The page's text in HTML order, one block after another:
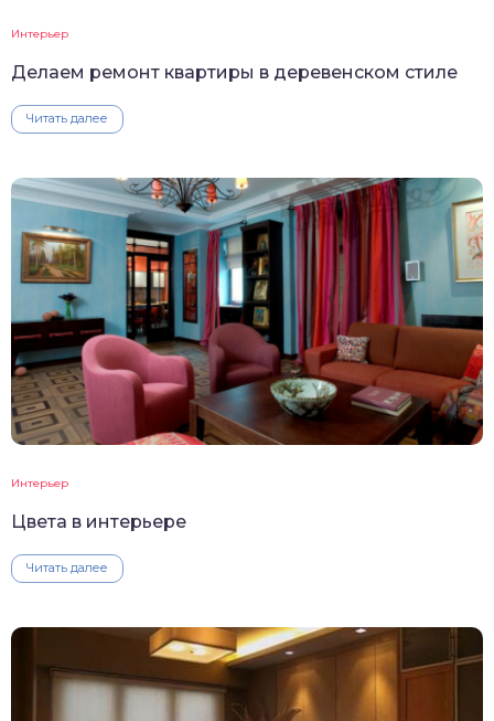
Интерьер
Делаем ремонт квартиры в деревенском стиле
Читать далее
Интерьер
Цвета в интерьере
Читать далее